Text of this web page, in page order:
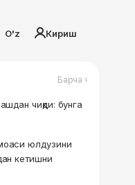
O'z Кириш
Барча ›
чиқди: бунга
юлдузини
кетишни